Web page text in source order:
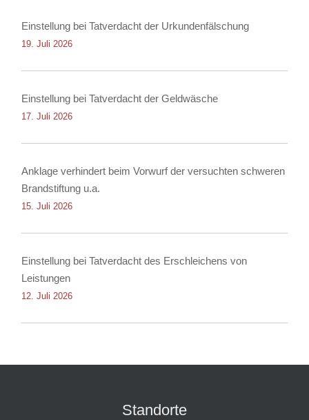
Einstellung bei Tatverdacht der Urkundenfälschung
19. Juli 2026
Einstellung bei Tatverdacht der Geldwäsche
17. Juli 2026
Anklage verhindert beim Vorwurf der versuchten schweren
Brandstiftung u.a.
15. Juli 2026
Einstellung bei Tatverdacht des Erschleichens von
Leistungen
12. Juli 2026
Standorte